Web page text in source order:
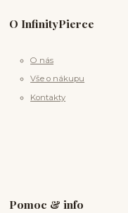
O InfinityPierce
O nás
Vše o nákupu
Kontakty
Pomoc & info